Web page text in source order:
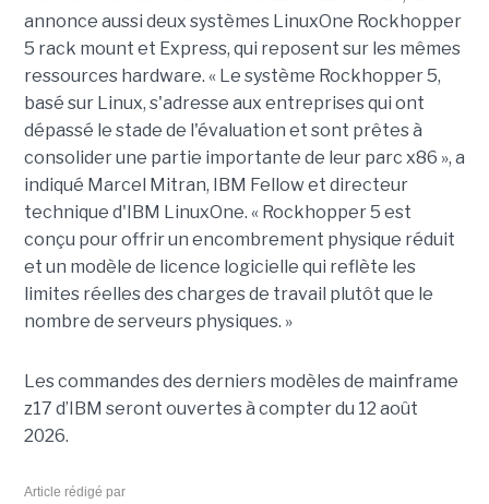
annonce aussi deux systèmes LinuxOne Rockhopper
5 rack mount et Express, qui reposent sur les mêmes
ressources hardware. « Le système Rockhopper 5,
basé sur Linux, s'adresse aux entreprises qui ont
dépassé le stade de l'évaluation et sont prêtes à
consolider une partie importante de leur parc x86 », a
indiqué Marcel Mitran, IBM Fellow et directeur
technique d'IBM LinuxOne. « Rockhopper 5 est
conçu pour offrir un encombrement physique réduit
et un modèle de licence logicielle qui reflète les
limites réelles des charges de travail plutôt que le
nombre de serveurs physiques. »
Les commandes des derniers modèles de mainframe
z17 d’IBM seront ouvertes à compter du 12 août
2026.
Article rédigé par